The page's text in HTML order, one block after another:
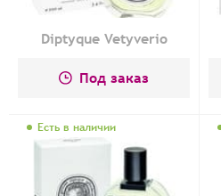
Diptyque Vetyverio
Под заказ
Есть в наличии